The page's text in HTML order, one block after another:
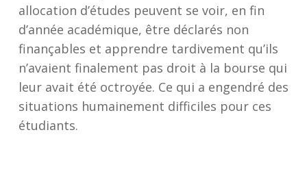
allocation d’études peuvent se voir, en fin
d’année académique, être déclarés non
finançables et apprendre tardivement qu’ils
n’avaient finalement pas droit à la bourse qui
leur avait été octroyée. Ce qui a engendré des
situations humainement difficiles pour ces
étudiants.